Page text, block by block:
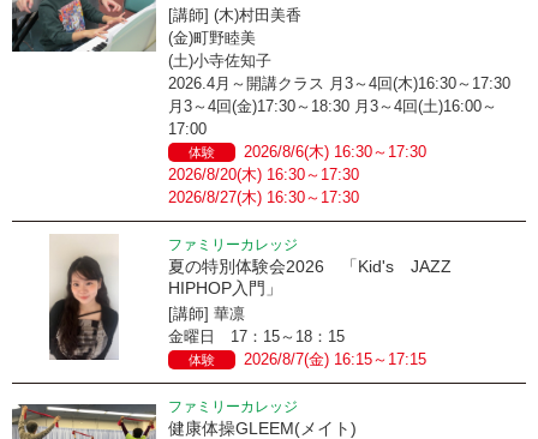
[講師] (木)村田美香
(金)町野睦美
(土)小寺佐知子
2026.4月～開講クラス 月3～4回(木)16:30～17:30
月3～4回(金)17:30～18:30 月3～4回(土)16:00～
17:00
体験
2026/8/6(木) 16:30～17:30
2026/8/20(木) 16:30～17:30
2026/8/27(木) 16:30～17:30
ファミリーカレッジ
夏の特別体験会2026 「Kid's JAZZ
HIPHOP入門」
[講師] 華凛
金曜日 17：15～18：15
体験 2026/8/7(金) 16:15～17:15
ファミリーカレッジ
健康体操GLEEM(メイト)